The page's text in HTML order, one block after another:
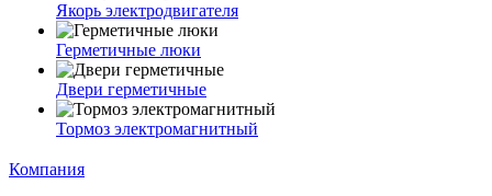
Якорь электродвигателя
Герметичные люки
Двери герметичные
Тормоз электромагнитный
Компания